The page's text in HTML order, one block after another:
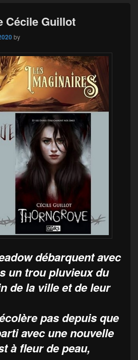
Cécile Guillot
by
débarquent avec
un trou pluvieux du
de la ville et de leur
pas depuis que
avec une nouvelle
à fleur de peau,